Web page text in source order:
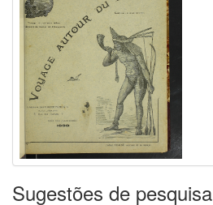
Sugestões de pesquisa